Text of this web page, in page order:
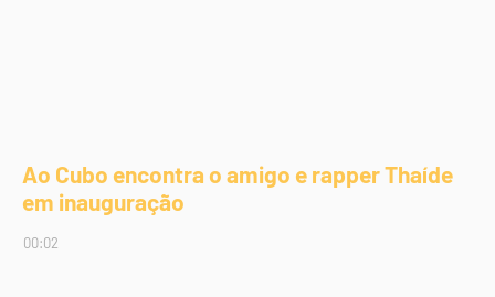
Ao Cubo encontra o amigo e rapper Thaíde
em inauguração
00:02